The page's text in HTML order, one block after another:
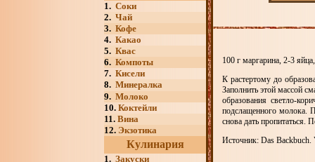
1. Соки
2. Чай
3. Кофе
4. Какао
5. Квас
6. Компоты
7. Кисели
8. Минералка
9. Молоко
10. Коктейли
11. Вина
12. Экзотика
Кулинария
1. Закуски
100 г маргарина, 2-3
К растертому до
Заполнить этой массой
образования светло-
подслащенного молока.
снова дать
Источник: Das Backbuch.